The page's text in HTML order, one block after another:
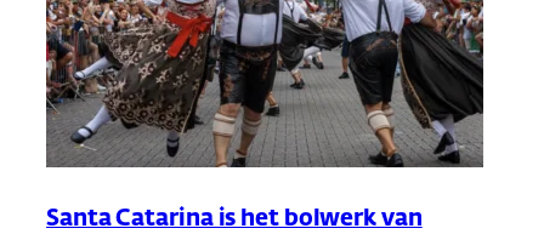
Santa Catarina is het bolwerk van